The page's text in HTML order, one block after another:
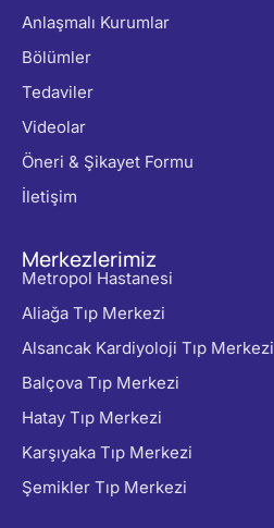
Anlaşmalı Kurumlar
Bölümler
Tedaviler
Videolar
Öneri & Şikayet Formu
İletişim
Merkezlerimiz
Metropol Hastanesi
Aliağa Tıp Merkezi
Alsancak Kardiyoloji Tıp Merkezi
Balçova Tıp Merkezi
Hatay Tıp Merkezi
Karşıyaka Tıp Merkezi
Şemikler Tıp Merkezi